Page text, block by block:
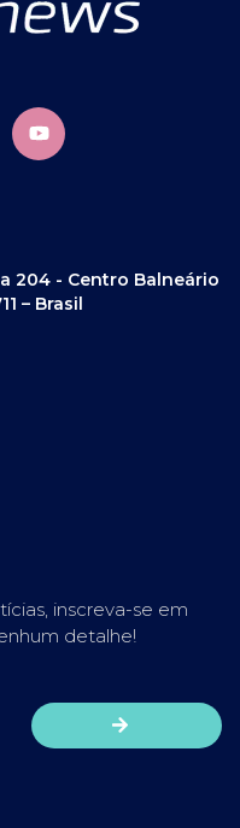
204 - Centro Balneário
– Brasil
inscreva-se em
detalhe!